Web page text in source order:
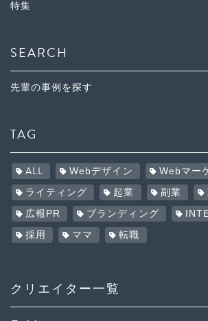
特集
SEARCH
先輩の事例を探す
TAG
ALL Webデザイン Webマー
ライティング 起業 副業
広報PR ブランディング
採用 ママ 転職
クリエイター一覧